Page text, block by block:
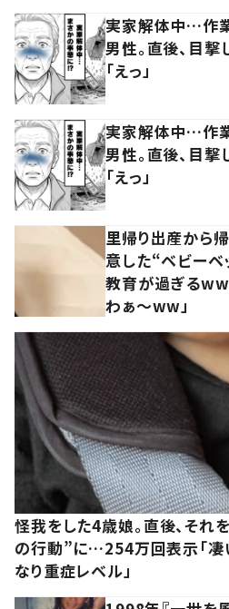
実家解体中…作
男性。直後、目
「えっ」
実家解体中…作
男性。直後、目
「えっ」
里帰り出産から
意した“ベビーベ
教育が過ぎるww
わぁ～ww」
怪我をした4歳娘。直後、そ
の行動”に…254万回表示「凄
なり重症レベル」